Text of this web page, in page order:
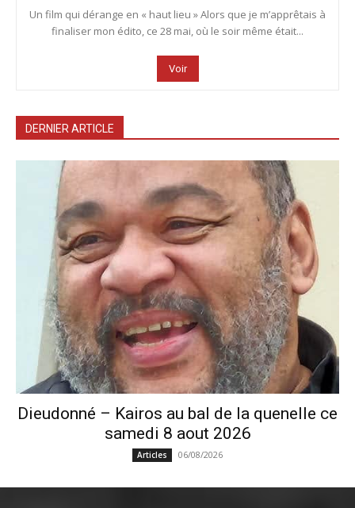
Un film qui dérange en « haut lieu » Alors que je m’apprêtais à
finaliser mon édito, ce 28 mai, où le soir même était...
Voir
DERNIER ARTICLE
Dieudonné – Kairos au bal de la quenelle ce
samedi 8 aout 2026
Articles 06/08/2026